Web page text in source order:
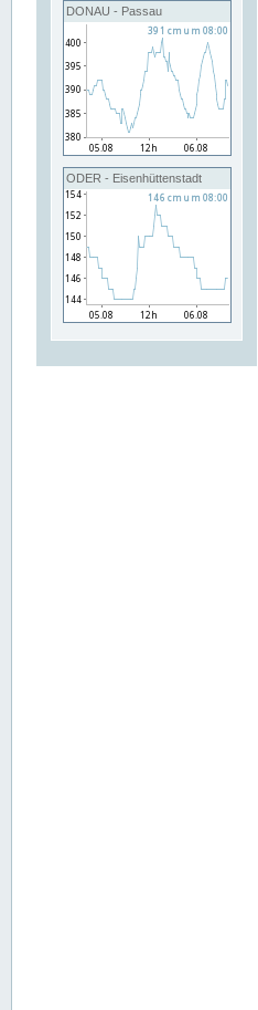
DONAU - Passau
ODER - Eisenhüttenstadt